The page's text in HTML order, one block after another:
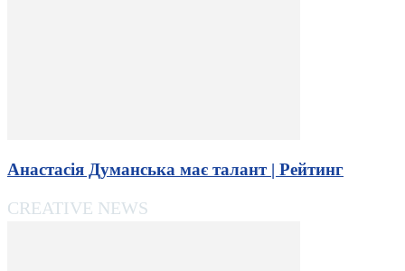
Анастасія Думанська має талант | Рейтинг
CREATIVE NEWS